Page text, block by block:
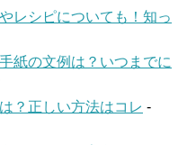
レシピについても！知っ
紙の文例は？いつまでに
？正しい方法はコレ -